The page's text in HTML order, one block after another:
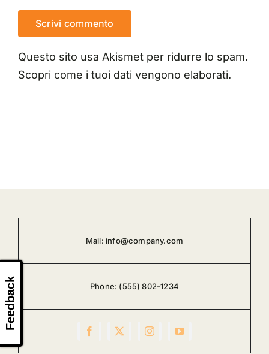
Questo sito usa Akismet per ridurre lo spam.
Scopri come i tuoi dati vengono elaborati.
Mail: info@company.com
Phone: (555) 802-1234
Feedback